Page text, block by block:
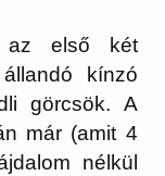
az első két
kínzó
görcsök. A
már (amit 4
nélkül